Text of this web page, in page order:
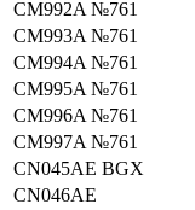
CM992A №761
CM993A №761
CM994A №761
CM995A №761
CM996A №761
CM997A №761
CN045AE BGX
CN046AE